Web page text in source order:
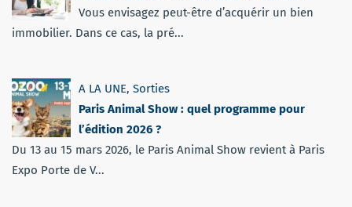
Vous envisagez peut-être d’acquérir un bien
immobilier. Dans ce cas, la pré...
A LA UNE, Sorties
Paris Animal Show : quel programme pour
l’édition 2026 ?
Du 13 au 15 mars 2026, le Paris Animal Show revient à Paris
Expo Porte de V...